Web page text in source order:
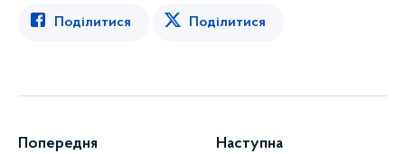
Поділитися Поділитися
Попередня Наступна